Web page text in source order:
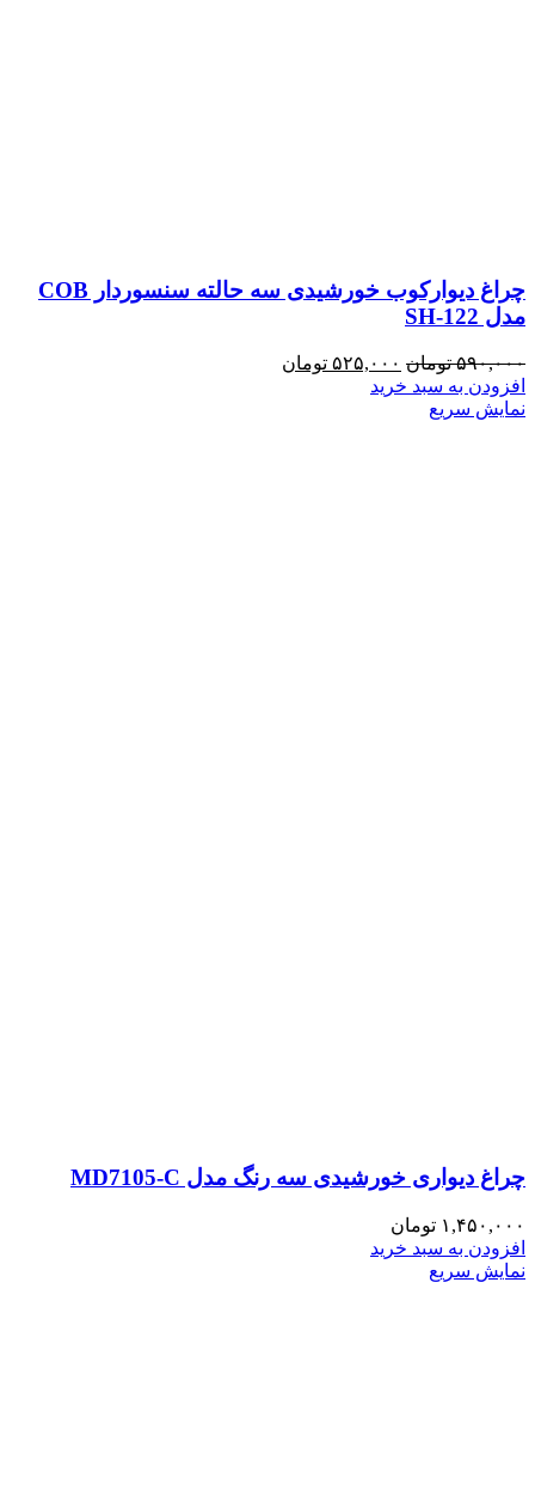
چراغ دیوارکوب خورشیدی سه حالته سنسوردار COB
مدل SH-122
۵۹۰,۰۰۰ تومان قیمت
اصلی:
۵۲۵,۰۰۰ تومان
افزودن به سبد خرید
نمایش سریع
چراغ دیواری خورشیدی سه رنگ مدل MD7105-C
۱,۴۵۰,۰۰۰ تومان
افزودن به سبد خرید
نمایش سریع